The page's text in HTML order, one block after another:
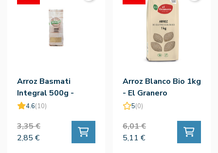
Arroz Basmati
Integral 500g -
Biocop
4.6(10)
3,35 €
2,85 €
Arroz Blanco Bio 1kg
- El Granero
5(0)
6,01 €
5,11 €